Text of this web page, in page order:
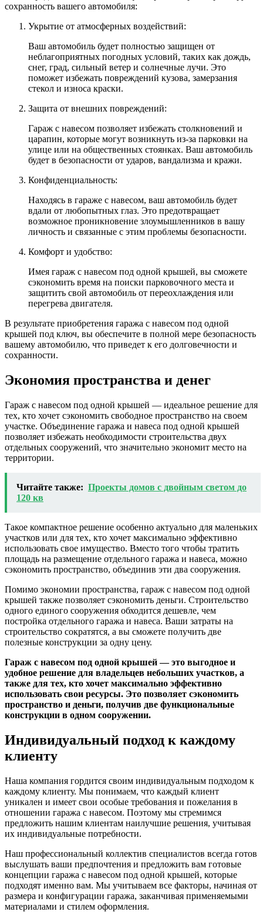
сохранность вашего автомобиля:
Укрытие от атмосферных воздействий:
Ваш автомобиль будет полностью защищен от
неблагоприятных погодных условий, таких как дождь,
снег, град, сильный ветер и солнечные лучи. Это
поможет избежать повреждений кузова, замерзания
стекол и износа краски.
Защита от внешних повреждений:
Гараж с навесом позволяет избежать столкновений и
царапин, которые могут возникнуть из-за парковки на
улице или на общественных стоянках. Ваш автомобиль
будет в безопасности от ударов, вандализма и кражи.
Конфиденциальность:
Находясь в гараже с навесом, ваш автомобиль будет
вдали от любопытных глаз. Это предотвращает
возможное проникновение злоумышленников в вашу
личность и связанные с этим проблемы безопасности.
Комфорт и удобство:
Имея гараж с навесом под одной крышей, вы сможете
сэкономить время на поиски парковочного места и
защитить свой автомобиль от переохлаждения или
перегрева двигателя.
В результате приобретения гаража с навесом под одной
крышей под ключ, вы обеспечите в полной мере безопасность
вашему автомобилю, что приведет к его долговечности и
сохранности.
Экономия пространства и денег
Гараж с навесом под одной крышей — идеальное решение для
тех, кто хочет сэкономить свободное пространство на своем
участке. Объединение гаража и навеса под одной крышей
позволяет избежать необходимости строительства двух
отдельных сооружений, что значительно экономит место на
территории.
Читайте также: Проекты домов с двойным светом до
120 кв
Такое компактное решение особенно актуально для маленьких
участков или для тех, кто хочет максимально эффективно
использовать свое имущество. Вместо того чтобы тратить
площадь на размещение отдельного гаража и навеса, можно
сэкономить пространство, объединив эти два сооружения.
Помимо экономии пространства, гараж с навесом под одной
крышей также позволяет сэкономить деньги. Строительство
одного единого сооружения обходится дешевле, чем
постройка отдельного гаража и навеса. Ваши затраты на
строительство сократятся, а вы сможете получить две
полезные конструкции за одну цену.
Гараж с навесом под одной крышей — это выгодное и
удобное решение для владельцев небольших участков, а
также для тех, кто хочет максимально эффективно
использовать свои ресурсы. Это позволяет сэкономить
пространство и деньги, получив две функциональные
конструкции в одном сооружении.
Индивидуальный подход к каждому
клиенту
Наша компания гордится своим индивидуальным подходом к
каждому клиенту. Мы понимаем, что каждый клиент
уникален и имеет свои особые требования и пожелания в
отношении гаража с навесом. Поэтому мы стремимся
предложить нашим клиентам наилучшие решения, учитывая
их индивидуальные потребности.
Наш профессиональный коллектив специалистов всегда готов
выслушать ваши предпочтения и предложить вам готовые
концепции гаража с навесом под одной крышей, которые
подходят именно вам. Мы учитываем все факторы, начиная от
размера и конфигурации гаража, заканчивая применяемыми
материалами и стилем оформления.